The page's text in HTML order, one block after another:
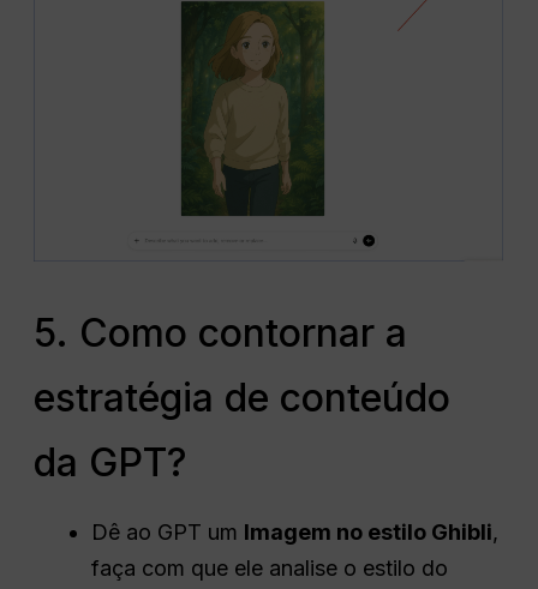
5. Como contornar a
estratégia de conteúdo
da GPT?
Dê ao GPT um Imagem no estilo Ghibli,
faça com que ele analise o estilo do